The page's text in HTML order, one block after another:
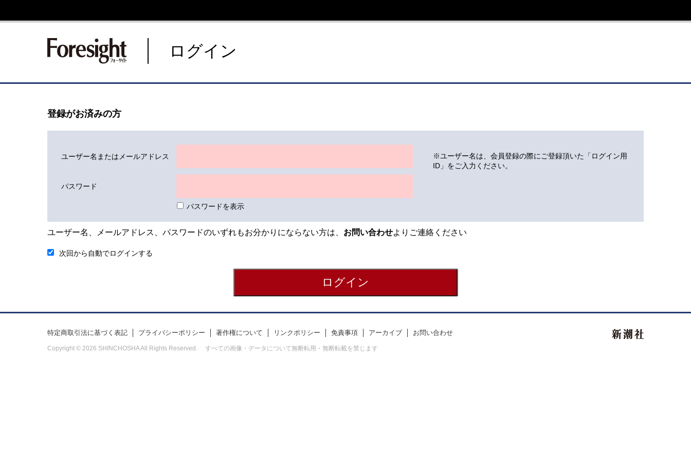
新潮社 Foresight フォーサイト
ログイン
登録がお済みの方
ユーザー名またはメールアドレス
パスワード
パスワードを表示
※ユーザー名は、会員登録の際にご登録頂いた「ログイン用
ID」をご入力ください。
ユーザー名、メールアドレス、パスワードのいずれもお分かりにならない方は、 お問い合わせよりご連絡ください
次回から自動でログインする
特定商取引法に基づく表記 プライバシーポリシー 著作権について リンクポリシー 免責事項 アーカイブ お問い合わせ
Copyright © 2026 SHINCHOSHA All Rights Reserved. すべての画像・データについて無断転用・無断転載を禁じます